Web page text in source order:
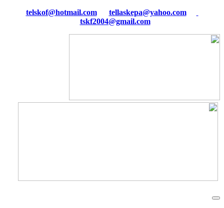
tellaskepa@yahoo.com
tskf2004@gmail.com